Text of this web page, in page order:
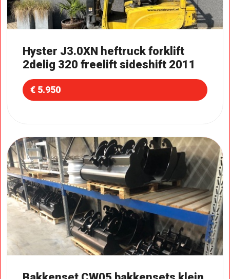
Hyster J3.0XN heftruck forklift
2delig 320 freelift sideshift 2011
€ 5.950